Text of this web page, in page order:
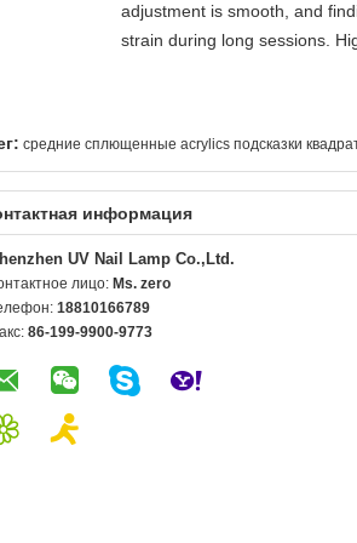
adjustment is smooth, and
strain during long sessions.
средние сплющенные acrylics подсказки
информация
UV Nail Lamp Co.,Ltd.
лицо: Ms. zero
18810166789
86-199-9900-9773